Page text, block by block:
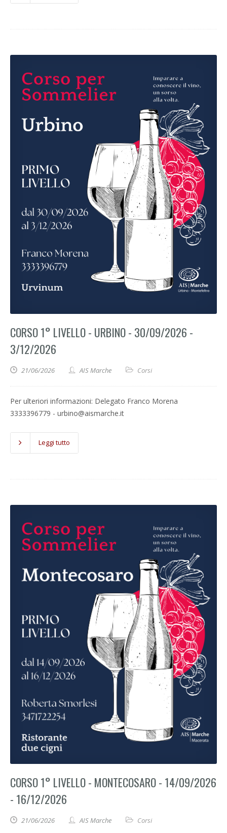
CORSO 1° LIVELLO - URBINO - 30/09/2026 -
3/12/2026
21/06/2026 AIS Marche Corsi
Per ulteriori informazioni: Delegato Franco Morena
3333396779 - urbino@aismarche.it
Leggi tutto
CORSO 1° LIVELLO - MONTECOSARO - 14/09/2026
- 16/12/2026
21/06/2026 AIS Marche Corsi